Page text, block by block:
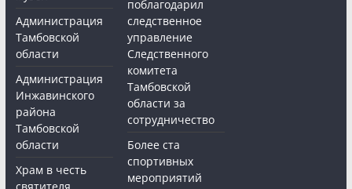
Администрация
Тамбовской
области
Администрация
Инжавинского
района
Тамбовской
области
Храм в честь
святителя
поблагодарил
следственное
управление
Следственного
комитета
Тамбовской
области за
сотрудничество
Более ста
спортивных
мероприятий